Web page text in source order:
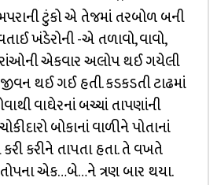
ટુંકો એ તેજમાં તરબોળ બની
ખંડેરોની -એ તળાવો, વાવો,
એકવાર અલોપ થઈ ગયેલી
થઈ ગઈ હતી. કડકડતી ટાઢમાં
વાઘેરનાં બચ્ચાં તાપણાંની
બોકાનાં વાળીને પોતાનાં
કરીને તાપતા હતા. તે વખતે
એક…બે…ને ત્રણ બાર થયા.